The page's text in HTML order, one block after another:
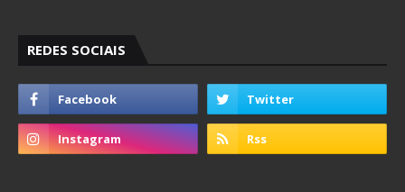
REDES SOCIAIS